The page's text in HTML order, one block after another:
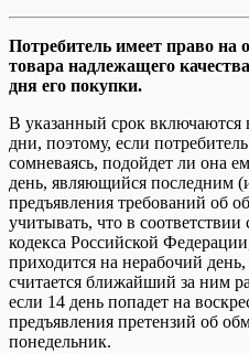
Потребитель имеет право на
товара надлежащего
дня его покупки.
В указанный срок
дни, поэтому, если
сомневаясь, подойдет ли она
день, являющийся последним
предъявления требований об
учитывать, что в соответствии
кодекса Российской
приходится на нерабочий
считается ближайший за ним
если 14 день попадет на
предъявления претензий об
понедельник.